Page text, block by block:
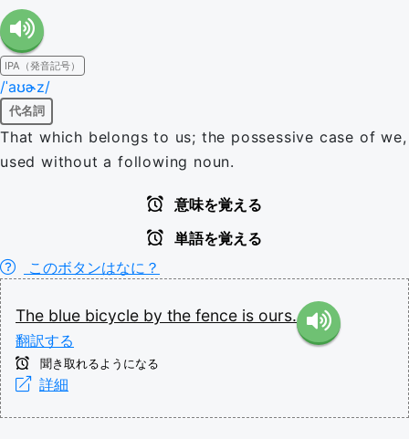
IPA（発音記号）
/ˈaʊɚz/
代名詞
That which belongs to us; the possessive case of we,
used without a following noun.
意味を覚える
単語を覚える
このボタンはなに？
The blue bicycle by the fence is ours.
翻訳する
聞き取れるようになる
詳細